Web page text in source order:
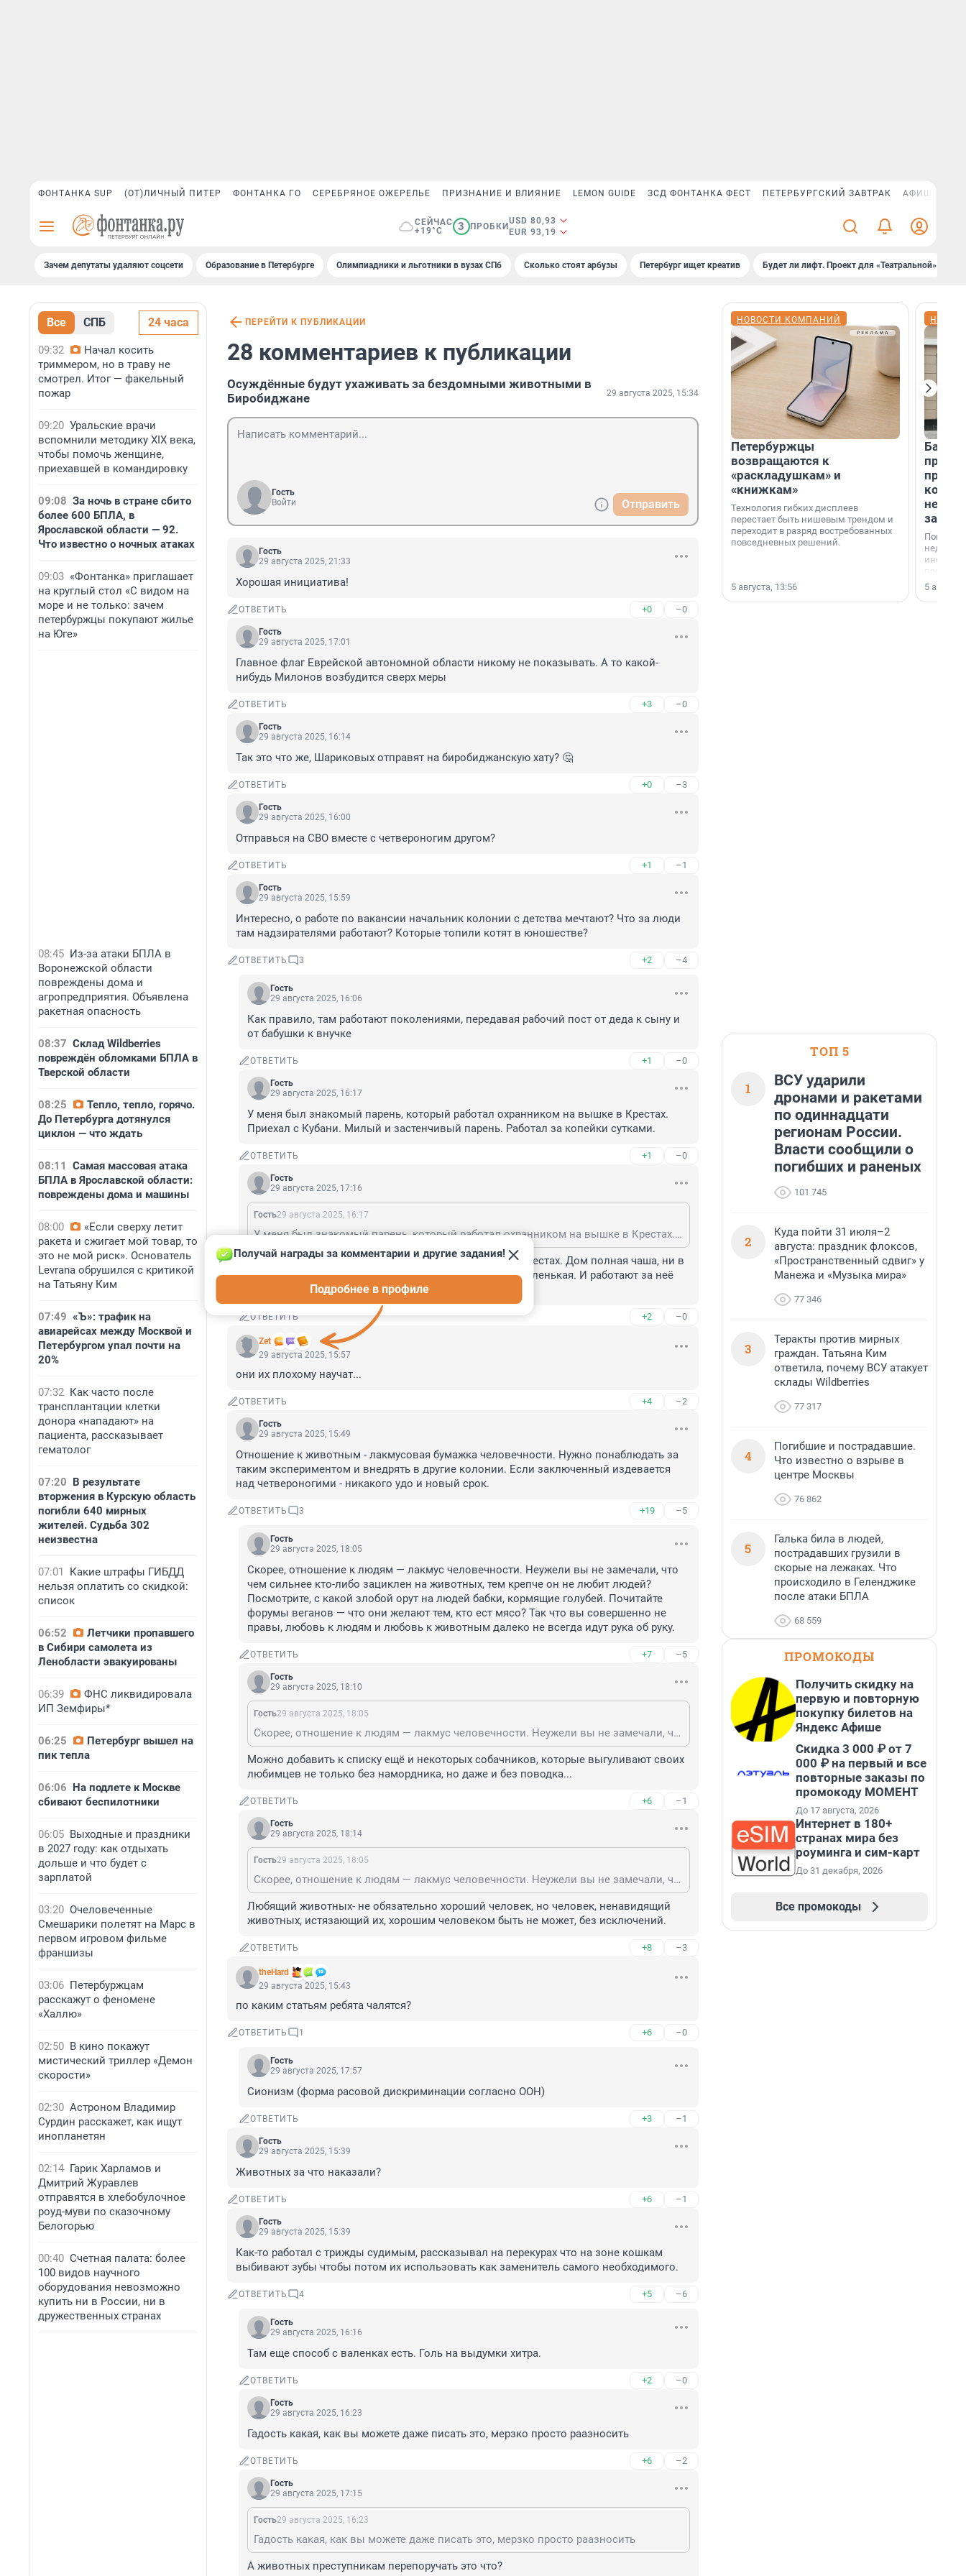
ФОНТАНКА SUP (ОТ)ЛИЧНЫЙ ПИТЕР ФОНТАНКА ГО СЕРЕБРЯНОЕ ОЖЕРЕЛЬЕ ПРИЗНАНИЕ И ВЛИЯНИЕ LEMON GUIDE ЗСД ФОНТАНКА ФЕСТ ПЕТЕРБУРГСКИЙ ЗАВТРАК АФИША PLUS
СЕЙЧАС
+19°C
3 ПРОБКИ
USD 80,93
EUR 93,19
Зачем депутаты удаляют соцсети Образование в Петербурге Олимпиадники и льготники в вузах СПб Сколько стоят арбузы Петербург ищет креатив Будет ли лифт. Проект для «Театральной»
Все СПБ 24 часа
09:32
Начал косить
триммером, но в траву не
смотрел. Итог — факельный
пожар
09:20 Уральские врачи
вспомнили методику XIX века,
чтобы помочь женщине,
приехавшей в командировку
09:08 За ночь в стране сбито
более 600 БПЛА, в
Ярославской области — 92.
Что известно о ночных атаках
09:03 «Фонтанка» приглашает
на круглый стол «С видом на
море и не только: зачем
петербуржцы покупают жилье
на Юге»
08:45 Из-за атаки БПЛА в
Воронежской области
повреждены дома и
агропредприятия. Объявлена
ракетная опасность
08:37 Склад Wildberries
повреждён обломками БПЛА в
Тверской области
08:25
Тепло, тепло, горячо.
До Петербурга дотянулся
циклон — что ждать
08:11
Самая массовая атака
БПЛА в Ярославской области:
повреждены дома и машины
08:00
«Если сверху летит
ракета и сжигает мой товар, то
это не мой риск». Основатель
Levrana обрушился с критикой
на Татьяну Ким
07:49 «Ъ»: трафик на
авиарейсах между Москвой и
Петербургом упал почти на
20%
07:32 Как часто после
трансплантации клетки
донора «нападают» на
пациента, рассказывает
гематолог
07:20 В результате
вторжения в Курскую область
погибли 640 мирных
жителей. Судьба 302
неизвестна
07:01
Какие штрафы ГИБДД
нельзя оплатить со скидкой:
список
06:52
Летчики пропавшего
в Сибири самолета из
Ленобласти эвакуированы
06:39
ФНС ликвидировала
ИП Земфиры*
06:25
Петербург вышел на
пик тепла
06:06 На подлете к Москве
сбивают беспилотники
06:05 Выходные и праздники
в 2027 году: как отдыхать
дольше и что будет с
зарплатой
03:20 Очеловеченные
Смешарики полетят на Марс в
первом игровом фильме
франшизы
03:06 Петербуржцам
расскажут о феномене
«Халлю»
02:50 В кино покажут
мистический триллер «Демон
скорости»
02:30 Астроном Владимир
Сурдин расскажет, как ищут
инопланетян
02:14 Гарик Харламов и
Дмитрий Журавлев
отправятся в хлебобулочное
роуд-муви по сказочному
Белогорью
00:40 Счетная палата: более
100 видов научного
оборудования невозможно
купить ни в России, ни в
дружественных странах
ПЕРЕЙТИ К ПУБЛИКАЦИИ
28 комментариев к публикации
Осуждённые будут ухаживать за бездомными животными в
Биробиджане
29 августа 2025, 15:34
Гость
Войти
Отправить
Гость
29 августа 2025, 21:33
Хорошая инициатива!
ОТВЕТИТЬ +0 –0
Гость
29 августа 2025, 17:01
Главное флаг Еврейской автономной области никому не показывать. А то какой-
нибудь Милонов возбудится сверх меры
ОТВЕТИТЬ +3 –0
Гость
29 августа 2025, 16:14
Так это что же, Шариковых отправят на биробиджанскую хату? 🤔
ОТВЕТИТЬ +0 –3
Гость
29 августа 2025, 16:00
Отправься на СВО вместе с четвероногим другом?
ОТВЕТИТЬ +1 –1
Гость
29 августа 2025, 15:59
Интересно, о работе по вакансии начальник колонии с детства мечтают? Что за люди
там надзирателями работают? Которые топили котят в юношестве?
ОТВЕТИТЬ 3 +2 –4
Гость
29 августа 2025, 16:06
Как правило, там работают поколениями, передавая рабочий пост от деда к сыну и
от бабушки к внучке
ОТВЕТИТЬ +1 –0
Гость
29 августа 2025, 16:17
У меня был знакомый парень, который работал охранником на вышке в Крестах.
Приехал с Кубани. Милый и застенчивый парень. Работал за копейки сутками.
ОТВЕТИТЬ +1 –0
Гость
29 августа 2025, 17:16
Гость29 августа 2025, 16:17
У меня был знакомый парень, который работал охранником на вышке в Крестах. Приехал с Кубани. Милый и застенчивый парень. Работал за копейки сутками.
Я одно время дружил с дочкой начальника смены в Крестах. Дом полная чаша, ни в
чём не нуждаются вперёд на сто лет. А зарплата да, маленькая. И работают за неё
ОТВЕТИТЬ +2 –0
Zet
Получай награды за комментарии и другие задания!
Подробнее в профиле
29 августа 2025, 15:57
они их плохому научат...
ОТВЕТИТЬ +4 –2
Гость
29 августа 2025, 15:49
Отношение к животным - лакмусовая бумажка человечности. Нужно понаблюдать за
таким экспериментом и внедрять в другие колонии. Если заключенный издевается
над четвероногими - никакого удо и новый срок.
ОТВЕТИТЬ 3 +19 –5
Гость
29 августа 2025, 18:05
Скорее, отношение к людям — лакмус человечности. Неужели вы не замечали, что
чем сильнее кто-либо зациклен на животных, тем крепче он не любит людей?
Посмотрите, с какой злобой орут на людей бабки, кормящие голубей. Почитайте
форумы веганов — что они желают тем, кто ест мясо? Так что вы совершенно не
правы, любовь к людям и любовь к животным далеко не всегда идут рука об руку.
ОТВЕТИТЬ +7 –5
Гость
29 августа 2025, 18:10
Гость29 августа 2025, 18:05
Скорее, отношение к людям — лакмус человечности. Неужели вы не замечали, что чем сильнее кто-либо зациклен на животных, тем крепче он не любит людей? Посмотрите, с какой злобой орут на людей бабки, кормящие голубей. Почитайте форумы веганов — что они желают тем, кто ест мясо? Так что вы совершенно не правы, любовь к людям и любовь к животным далеко не всегда идут рука об руку.
Можно добавить к списку ещё и некоторых собачников, которые выгуливают своих
любимцев не только без намордника, но даже и без поводка...
ОТВЕТИТЬ +6 –1
Гость
29 августа 2025, 18:14
Гость29 августа 2025, 18:05
Скорее, отношение к людям — лакмус человечности. Неужели вы не замечали, что чем сильнее кто-либо зациклен на животных, тем крепче он не любит людей? Посмотрите, с какой злобой орут на людей бабки, кормящие голубей. Почитайте форумы веганов — что они желают тем, кто ест мясо? Так что вы совершенно не правы, любовь к людям и любовь к животным далеко не всегда идут рука об руку.
Любящий животных- не обязательно хороший человек, но человек, ненавидящий
животных, истязающий их, хорошим человеком быть не может, без исключений.
ОТВЕТИТЬ +8 –3
theHard
29 августа 2025, 15:43
по каким статьям ребята чалятся?
ОТВЕТИТЬ 1 +6 –0
Гость
29 августа 2025, 17:57
Сионизм (форма расовой дискриминации согласно ООН)
ОТВЕТИТЬ +3 –1
Гость
29 августа 2025, 15:39
Животных за что наказали?
ОТВЕТИТЬ +6 –1
Гость
29 августа 2025, 15:39
Как-то работал с трижды судимым, рассказывал на перекурах что на зоне кошкам
выбивают зубы чтобы потом их использовать как заменитель самого необходимого.
ОТВЕТИТЬ 4 +5 –6
Гость
29 августа 2025, 16:16
Там еще способ с валенках есть. Голь на выдумки хитра.
ОТВЕТИТЬ +2 –0
Гость
29 августа 2025, 16:23
Гадость какая, как вы можете даже писать это, мерзко просто раазносить
ОТВЕТИТЬ +6 –2
Гость
29 августа 2025, 17:15
Гость29 августа 2025, 16:23
Гадость какая, как вы можете даже писать это, мерзко просто раазносить
А животных преступникам перепоручать это что?
НОВОСТИ КОМПАНИЙ
Петербуржцы
возвращаются к
«раскладушкам» и
«книжкам»
Технология гибких дисплеев
перестает быть нишевым трендом и
переходит в разряд востребованных
повседневных решений.
5 августа, 13:56
Банк
Покупка
офис,
успех
5
ТОП 5
1
ВСУ ударили
дронами и ракетами
по одиннадцати
регионам России.
Власти сообщили о
погибших и раненых
101 745
2
Куда пойти 31 июля–2
августа: праздник флоксов,
«Пространственный сдвиг» у
Манежа и «Музыка мира»
77 346
3
Теракты против мирных
граждан. Татьяна Ким
ответила, почему ВСУ атакует
склады Wildberries
77 317
4
Погибшие и пострадавшие.
Что известно о взрыве в
центре Москвы
76 862
5
Галька била в людей,
пострадавших грузили в
скорые на лежаках. Что
происходило в Геленджике
после атаки БПЛА
68 559
ПРОМОКОДЫ
Получить скидку на
первую и повторную
покупку билетов на
Яндекс Афише
Скидка 3 000 ₽ от 7
000 ₽ на первый и все
повторные заказы по
промокоду МОМЕНТ
До 17 августа, 2026
Интернет в 180+
странах мира без
роуминга и сим-карт
До 31 декабря, 2026
Все промокоды